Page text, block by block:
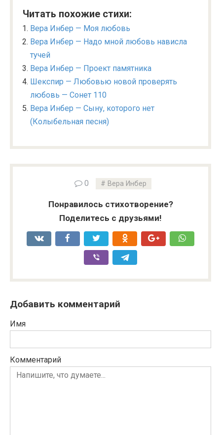
Читать похожие стихи:
Вера Инбер — Моя любовь
Вера Инбер — Надо мной любовь нависла
тучей
Вера Инбер — Проект памятника
Шекспир — Любовью новой проверять
любовь — Сонет 110
Вера Инбер — Сыну, которого нет
(Колыбельная песня)
0 Вера Инбер
Понравилось стихотворение?
Поделитесь с друзьями!
Добавить комментарий
Имя
Комментарий